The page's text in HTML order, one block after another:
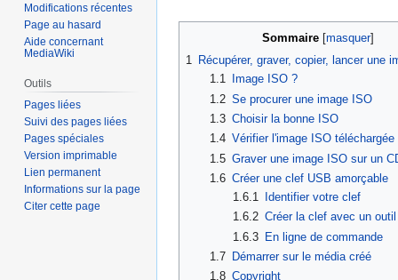
la
la
Sommaire
1 Récupérer, graver, copier, lancer une
1.1
Image ISO ?
1.2 Se procurer une image ISO
1.3 Choisir la bonne ISO
1.4 Vérifier l'image ISO téléchargée
1.5 Graver une image ISO sur un
1.6 Créer une clef USB amorçable
1.6.1
Identifier votre clef
1.6.2 Créer la clef avec un
1.6.3 En ligne de commande
1.7
Démarrer sur le média créé
1.8 Copyright
Modifications récentes
Page au hasard
Aide concernant
MediaWiki
Outils
Pages liées
Suivi des pages liées
Pages spéciales
Version imprimable
Lien permanent
Informations sur la page
Citer cette page